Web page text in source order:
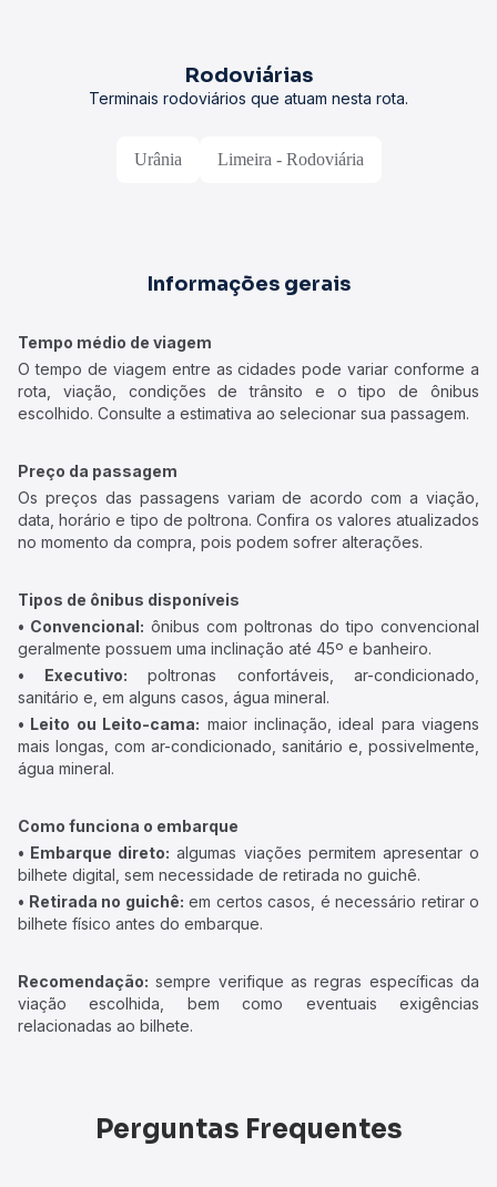
Rodoviárias
Terminais rodoviários que atuam nesta rota.
Urânia Limeira - Rodoviária
Informações gerais
Tempo médio de viagem
O tempo de viagem entre as cidades pode variar conforme a
rota, viação, condições de trânsito e o tipo de ônibus
escolhido. Consulte a estimativa ao selecionar sua passagem.
Preço da passagem
Os preços das passagens variam de acordo com a viação,
data, horário e tipo de poltrona. Confira os valores atualizados
no momento da compra, pois podem sofrer alterações.
Tipos de ônibus disponíveis
• Convencional: ônibus com poltronas do tipo convencional
geralmente possuem uma inclinação até 45º e banheiro.
• Executivo: poltronas confortáveis, ar-condicionado,
sanitário e, em alguns casos, água mineral.
• Leito ou Leito-cama: maior inclinação, ideal para viagens
mais longas, com ar-condicionado, sanitário e, possivelmente,
água mineral.
Como funciona o embarque
• Embarque direto: algumas viações permitem apresentar o
bilhete digital, sem necessidade de retirada no guichê.
• Retirada no guichê: em certos casos, é necessário retirar o
bilhete físico antes do embarque.
Recomendação: sempre verifique as regras específicas da
viação escolhida, bem como eventuais exigências
relacionadas ao bilhete.
Perguntas Frequentes